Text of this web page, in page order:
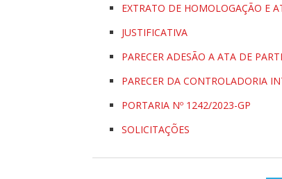
EXTRATO DE HOMOLOGAÇÃO E
JUSTIFICATIVA
PARECER ADESÃO A ATA DE
PARECER DA CONTROLADORIA
PORTARIA Nº 1242/2023-GP
SOLICITAÇÕES